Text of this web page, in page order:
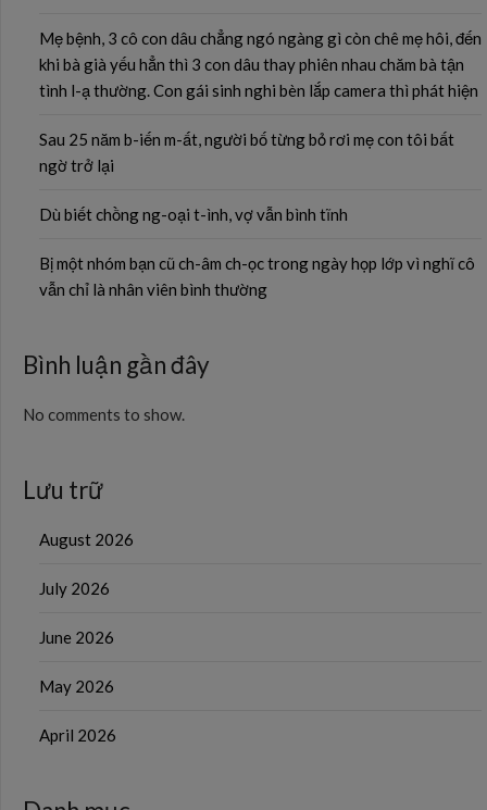
Mẹ bệnh, 3 cô con dâu chẳng ngó ngàng gì còn chê mẹ hôi, đến
khi bà già yếu hẳn thì 3 con dâu thay phiên nhau chăm bà tận
tình l-ạ thường. Con gái sinh nghi bèn lắp camera thì phát hiện
Sau 25 năm b-iến m-ất, người bố từng bỏ rơi mẹ con tôi bất
ngờ trở lại
Dù biết chồng ng-oại t-ình, vợ vẫn bình tĩnh
Bị một nhóm bạn cũ ch-âm ch-ọc trong ngày họp lớp vì nghĩ cô
vẫn chỉ là nhân viên bình thường
Bình luận gần đây
No comments to show.
Lưu trữ
August 2026
July 2026
June 2026
May 2026
April 2026